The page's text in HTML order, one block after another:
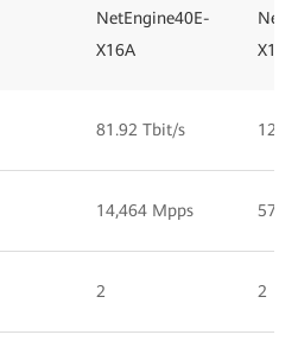
NetEngine40E-
X16A
X16
81.92 Tbit/s
14,464 Mpps
2 2